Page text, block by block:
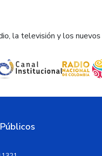
la televisión y los